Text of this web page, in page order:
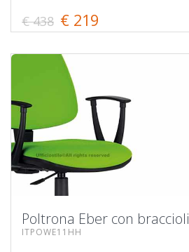
€ 438 € 219
Poltrona Eber con braccioli
ITPOWE11HH